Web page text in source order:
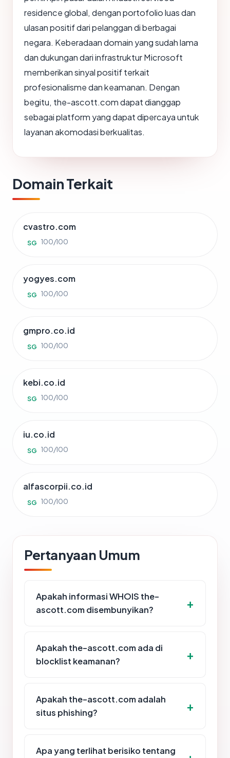
residence global, dengan portofolio luas dan
ulasan positif dari pelanggan di berbagai
negara. Keberadaan domain yang sudah lama
dan dukungan dari infrastruktur Microsoft
memberikan sinyal positif terkait
profesionalisme dan keamanan. Dengan
begitu, the-ascott.com dapat dianggap
sebagai platform yang dapat dipercaya untuk
layanan akomodasi berkualitas.
Domain Terkait
cvastro.com
SG 100/100
yogyes.com
SG 100/100
gmpro.co.id
SG 100/100
kebi.co.id
SG 100/100
iu.co.id
SG 100/100
alfascorpii.co.id
SG 100/100
Pertanyaan Umum
Apakah informasi WHOIS the-
ascott.com disembunyikan?
Apakah the-ascott.com ada di
blocklist keamanan?
Apakah the-ascott.com adalah
situs phishing?
Apa yang terlihat berisiko tentang